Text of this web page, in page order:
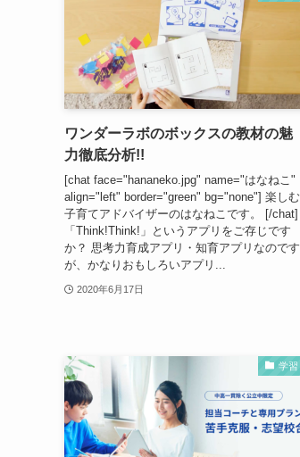
ワンダーラボのボックスの教材の魅
力徹底分析!!
[chat face="hananeko.jpg" name="はなねこ"
align="left" border="green" bg="none"] 楽しむ
子育てアドバイザーのはなねこです。 [/chat]
「Think!Think!」というアプリをご存じです
か？ 思考力育成アプリ・知育アプリなのです
が、かなりおもしろいアプリ...
2020年6月17日
学習